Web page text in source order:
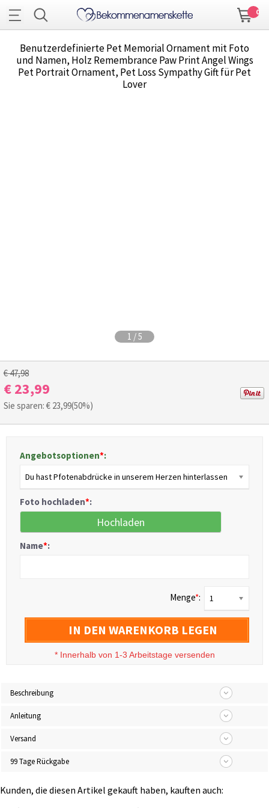
0
Benutzerdefinierte Pet Memorial Ornament mit Foto
und Namen, Holz Remembrance Paw Print Angel Wings
Pet Portrait Ornament, Pet Loss Sympathy Gift für Pet
Lover
1 /5
€ 47,98
€ 23,99
Sie sparen: € 23,99(50%)
Angebotsoptionen*:
Du hast Pfotenabdrücke in unserem Herzen hinterlassen
Foto hochladen*:
Hochladen
Name*:
Menge*: 1
IN DEN WARENKORB LEGEN
* Innerhalb von 1-3 Arbeitstage versenden
Beschreibung
Anleitung
Versand
99 Tage Rückgabe
Kunden, die diesen Artikel gekauft haben, kauften auch: